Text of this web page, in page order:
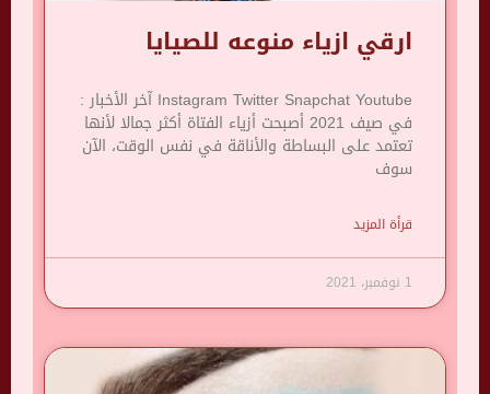
ارقي ازياء منوعه للصيايا
Instagram Twitter Snapchat Youtube آخر الأخبار :
في صيف 2021 أصبحت أزياء الفتاة أكثر جمالا لأنها
تعتمد على البساطة والأناقة في نفس الوقت، الآن
سوف
قرأة المزيد
1 نوفمبر، 2021